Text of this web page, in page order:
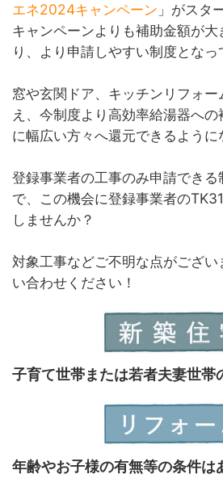
エネ2024キャンペーン 」がスタ
キャンペーンよりも補助金額が
り、より申請しやすい制度となっ
窓や玄関ドア、キッチンリフォ
え、今制度より高効率給湯器へ
に幅広い方々へ還元できるように
登録事業者の工事のみ申請でき
で、この機会に登録事業者の
しませんか？
対象工事などご不明な点がござ
い合わせください！
子育て世帯または若者夫妻世帯
年齢やお子様の有無等の条件は